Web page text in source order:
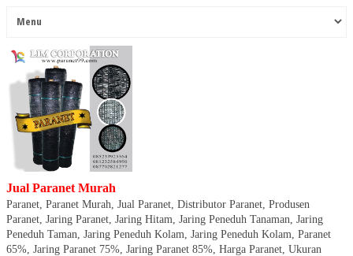
Jual Paranet Murah
Paranet, Paranet Murah, Jual Paranet, Distributor Paranet, Produsen
Paranet, Jaring Paranet, Jaring Hitam, Jaring Peneduh Tanaman, Jaring
Peneduh Taman, Jaring Peneduh Kolam, Jaring Peneduh Kolam, Paranet
65%, Jaring Paranet 75%, Jaring Paranet 85%, Harga Paranet, Ukuran